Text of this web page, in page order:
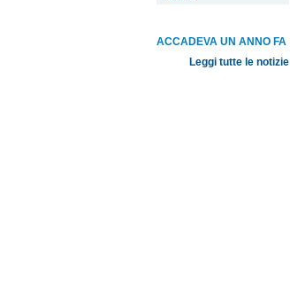
ACCADEVA UN ANNO FA
Leggi tutte le notizie